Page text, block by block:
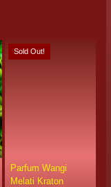
Sold Out!
Parfum Wangi
Melati Kraton